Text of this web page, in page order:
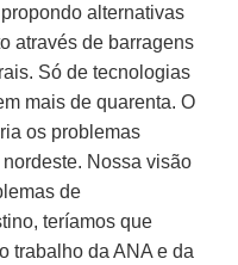
alternativas
através de barragens
Só de tecnologias
mais de quarenta. O
os problemas
Nossa visão
de
teríamos que
trabalho da ANA e da